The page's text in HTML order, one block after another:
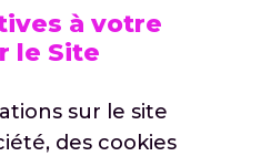
à votre
le Site
sur le site
des cookies